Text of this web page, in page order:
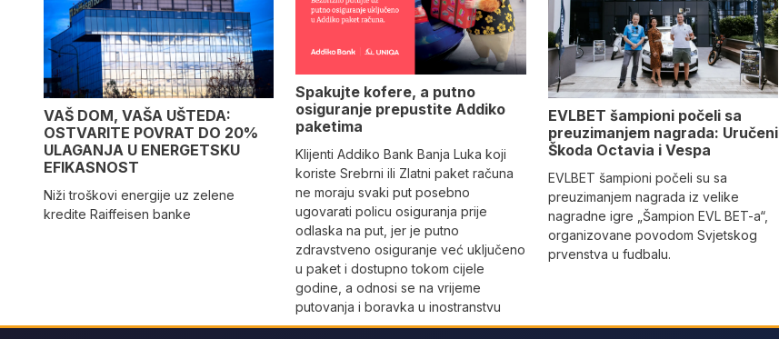
VAŠ DOM, VAŠA UŠTEDA:
OSTVARITE POVRAT DO 20%
ULAGANJA U ENERGETSKU
EFIKASNOST
Niži troškovi energije uz zelene
kredite Raiffeisen banke
Spakujte kofere, a putno
osiguranje prepustite Addiko
paketima
Klijenti Addiko Bank Banja Luka koji
koriste Srebrni ili Zlatni paket računa
ne moraju svaki put posebno
ugovarati policu osiguranja prije
odlaska na put, jer je putno
zdravstveno osiguranje već uključeno
u paket i dostupno tokom cijele
godine, a odnosi se na vrijeme
putovanja i boravka u inostranstvu
EVLBET šampioni počeli sa
preuzimanjem nagrada: Uručeni
Škoda Octavia i Vespa
EVLBET šampioni počeli su sa
preuzimanjem nagrada iz velike
nagradne igre „Šampion EVL BET-a“,
organizovane povodom Svjetskog
prvenstva u fudbalu.